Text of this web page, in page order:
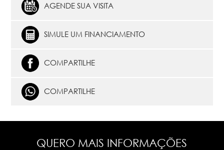
AGENDE SUA VISITA
SIMULE UM FINANCIAMENTO
COMPARTILHE
COMPARTILHE
QUERO MAIS INFORMAÇÕES